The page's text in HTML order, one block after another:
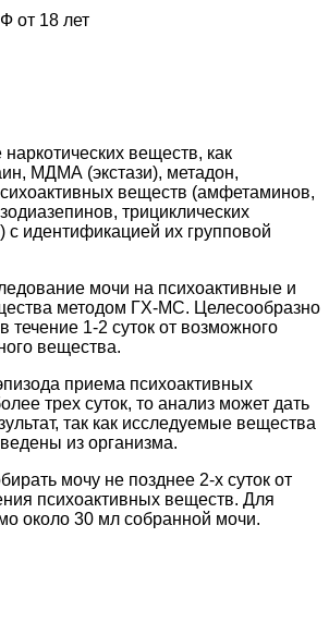
от 18 лет
веществ, как
МДМА (экстази), метадон,
веществ (амфетаминов,
трициклических
с идентификацией их групповой
мочи на психоактивные и
методом ГХ-МС. Целесообразно
течение 1-2 суток от возможного
вещества.
приема психоактивных
трех суток, то анализ может дать
так как исследуемые вещества
из организма.
мочу не позднее 2-х суток от
психоактивных веществ. Для
около 30 мл собранной мочи.